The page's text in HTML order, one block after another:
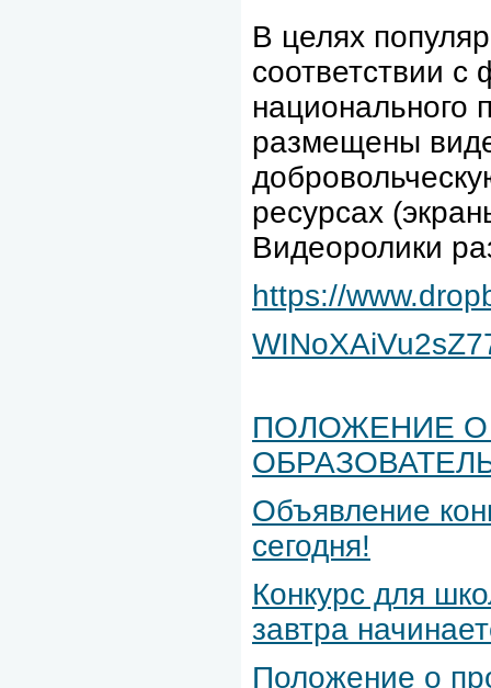
В целях
соответствии
национального
размещены
ресурсах
Видеоролики
https://
ПОЛОЖЕНИЕ
Объявление
сегодня!
Конкурс для
завтра
Положение о